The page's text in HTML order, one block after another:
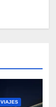
VIAJES